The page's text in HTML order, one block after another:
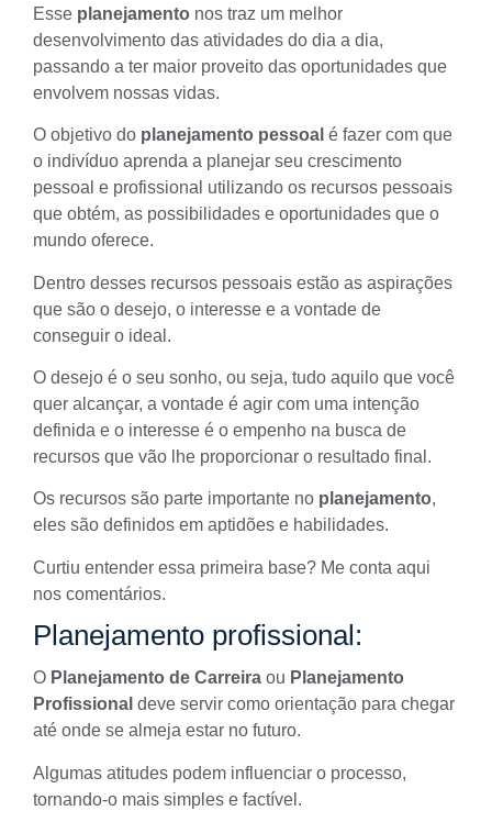
Esse planejamento nos traz um melhor
desenvolvimento das atividades do dia a dia,
passando a ter maior proveito das oportunidades que
envolvem nossas vidas.
O objetivo do planejamento pessoal é fazer com que
o indivíduo aprenda a planejar seu crescimento
pessoal e profissional utilizando os recursos pessoais
que obtém, as possibilidades e oportunidades que o
mundo oferece.
Dentro desses recursos pessoais estão as aspirações
que são o desejo, o interesse e a vontade de
conseguir o ideal.
O desejo é o seu sonho, ou seja, tudo aquilo que você
quer alcançar, a vontade é agir com uma intenção
definida e o interesse é o empenho na busca de
recursos que vão lhe proporcionar o resultado final.
Os recursos são parte importante no planejamento,
eles são definidos em aptidões e habilidades.
Curtiu entender essa primeira base? Me conta aqui
nos comentários.
Planejamento profissional:
O Planejamento de Carreira ou Planejamento
Profissional deve servir como orientação para chegar
até onde se almeja estar no futuro.
Algumas atitudes podem influenciar o processo,
tornando-o mais simples e factível.